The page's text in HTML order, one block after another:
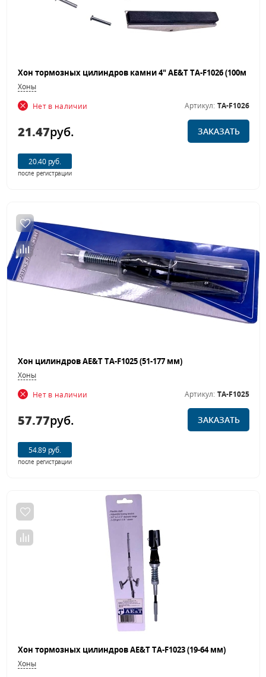
Хоны
Нет в наличии
Артикул: TA-F1026
21.47руб. ЗАКАЗАТЬ
20.40 руб.
после регистрации
Хон цилиндров AE&T TA-F1025 (51-177 мм)
Хоны
Нет в наличии
Артикул: TA-F1025
57.77руб. ЗАКАЗАТЬ
54.89 руб.
после регистрации
Хон тормозных цилиндров AE&T TA-F1023 (19-64 мм)
Хоны